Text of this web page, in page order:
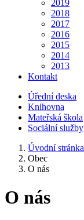
2019
2018
2017
2016
2015
2014
2013
Kontakt
Úřední deska
Knihovna
Mateřská škola
Sociální služby
Úvodní stránka
Obec
O nás
O nás